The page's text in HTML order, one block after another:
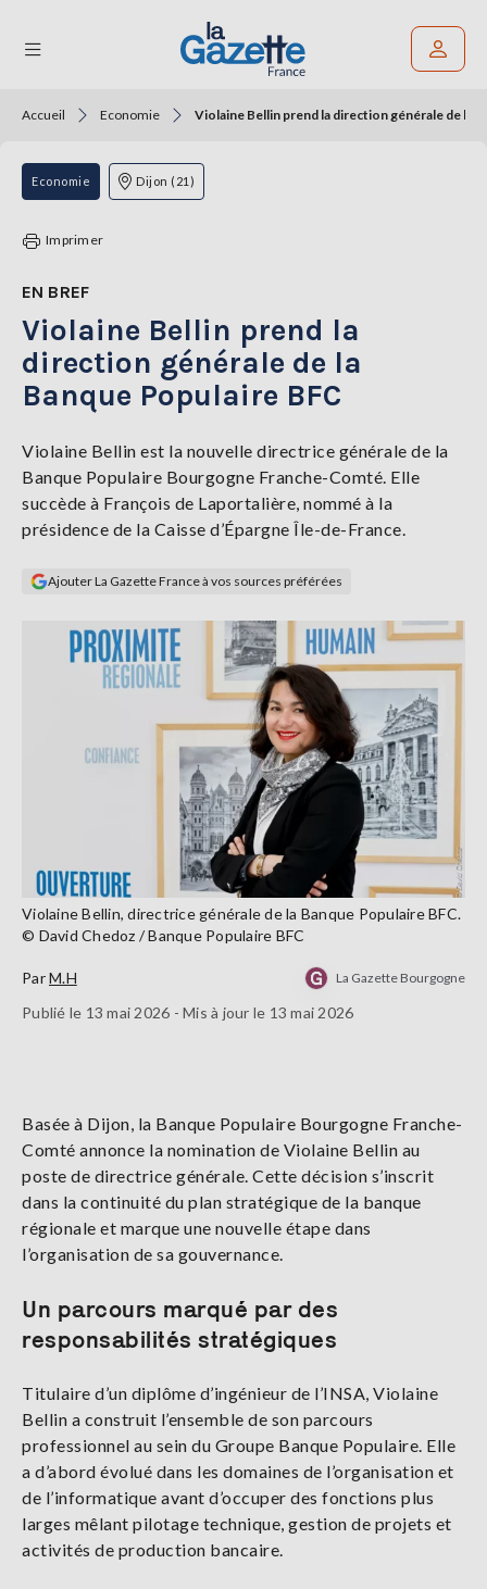
THÉMATIQUES
RÉGIONS
TENDANCES
SERVICES
LA
GAZETTE
Se
connecter
S'abonner
Accueil Economie Violaine Bellin prend la direction générale de la
Economie Dijon (21)
Imprimer
EN BREF
Violaine Bellin prend la
direction générale de la
Banque Populaire BFC
Violaine Bellin est la nouvelle directrice générale de la
Banque Populaire Bourgogne Franche-Comté. Elle
succède à François de Laportalière, nommé à la
présidence de la Caisse d’Épargne Île-de-France.
Ajouter La Gazette France à vos sources préférées
Violaine Bellin, directrice générale de la Banque Populaire BFC.
© David Chedoz / Banque Populaire BFC
ParM.H La Gazette Bourgogne
Publié le 13 mai 2026 - Mis à jour le 13 mai 2026
Basée à Dijon, la Banque Populaire Bourgogne Franche-
Comté annonce la nomination de Violaine Bellin au
poste de directrice générale. Cette décision s’inscrit
dans la continuité du plan stratégique de la banque
régionale et marque une nouvelle étape dans
l’organisation de sa gouvernance.
Un parcours marqué par des
responsabilités stratégiques
Titulaire d’un diplôme d’ingénieur de l’INSA, Violaine
Bellin a construit l’ensemble de son parcours
professionnel au sein du Groupe Banque Populaire. Elle
a d’abord évolué dans les domaines de l’organisation et
de l’informatique avant d’occuper des fonctions plus
larges mêlant pilotage technique, gestion de projets et
activités de production bancaire.